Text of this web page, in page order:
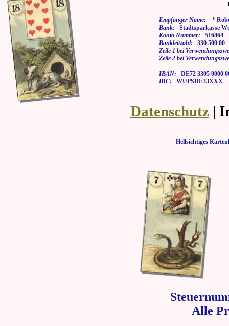
Empfänger Name: *
Bank: Stadtsparkasse
Konto Nummer: 516864
Bankleitzahl: 330 500 00
Zeile 1 bei
Zeile 2 bei
IBAN: DE72 3305 0000
BIC: WUPSDE33XXX
Datenschutz |
Hellsichtiges
Alle